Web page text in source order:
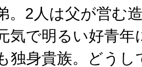
。2人は父が営む
気で明るい好青
独身貴族。どう